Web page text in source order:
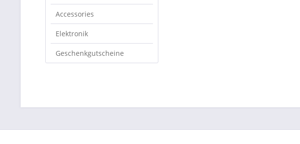
Accessories
Elektronik
Geschenkgutscheine